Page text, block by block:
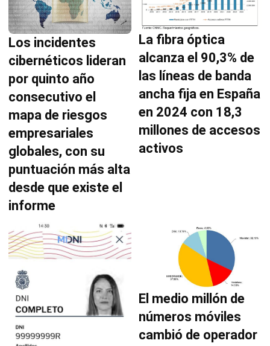
Los incidentes
cibernéticos lideran
por quinto año
consecutivo el
mapa de riesgos
empresariales
globales, con su
puntuación más alta
desde que existe el
informe
La fibra óptica
alcanza el 90,3% de
las líneas de banda
ancha fija en España
en 2024 con 18,3
millones de accesos
activos
El medio millón de
números móviles
cambió de operador